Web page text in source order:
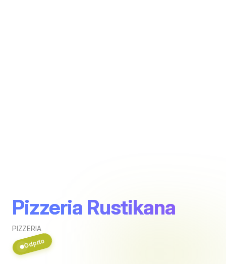
Pizzeria Rustikana
PIZZERIA
Odprto